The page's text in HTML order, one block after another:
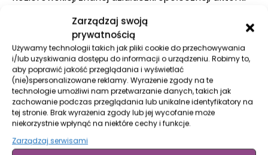
Zarządzaj swoją
prywatnością
Używamy technologii takich jak pliki cookie do przechowywania
i/lub uzyskiwania dostępu do informacji o urządzeniu. Robimy to,
aby poprawić jakość przeglądania i wyświetlać
(nie)spersonalizowane reklamy. Wyrażenie zgody na te
technologie umożliwi nam przetwarzanie danych, takich jak
zachowanie podczas przeglądania lub unikalne identyfikatory na
tej stronie. Brak wyrażenia zgody lub jej wycofanie może
niekorzystnie wpłynąć na niektóre cechy i funkcje.
Zarządzaj serwisami
bestsellera „Miłość to czasownik”, założycielki
pierwszej w Polsce organizacji działającej na rzecz
przedsiębiorczości kobiet i promocji ich sukcesów
w biznesie pod nazwą Sukces Pisany Szminką.
Olga z muzyką związana jest od dziecka. W
młodości koncertowała jako skrzypaczka m.in. z
Małgorzatą Walewską. Na swoim koncie ma
również gościnny udział w nagraniach albumu